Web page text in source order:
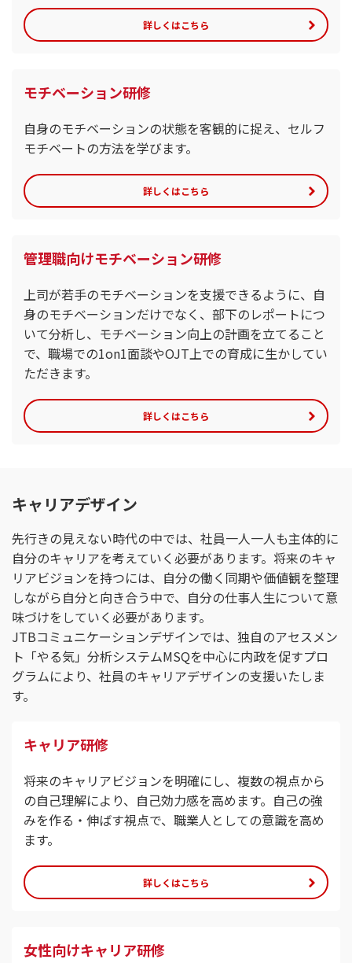
詳しくはこちら
モチベーション研修
自身のモチベーションの状態を客観的に捉え、セルフ
モチベートの方法を学びます。
詳しくはこちら
管理職向けモチベーション研修
上司が若手のモチベーションを支援できるように、自
身のモチベーションだけでなく、部下のレポートにつ
いて分析し、モチベーション向上の計画を立てること
で、職場での1on1面談やOJT上での育成に生かしてい
ただきます。
詳しくはこちら
キャリアデザイン
先行きの見えない時代の中では、社員一人一人も主体的に
自分のキャリアを考えていく必要があります。将来のキャ
リアビジョンを持つには、自分の働く同期や価値観を整理
しながら自分と向き合う中で、自分の仕事人生について意
味づけをしていく必要があります。
JTBコミュニケーションデザインでは、独自のアセスメン
ト「やる気」分析システムMSQを中心に内政を促すプロ
グラムにより、社員のキャリアデザインの支援いたしま
す。
キャリア研修
将来のキャリアビジョンを明確にし、複数の視点から
の自己理解により、自己効力感を高めます。自己の強
みを作る・伸ばす視点で、職業人としての意識を高め
ます。
詳しくはこちら
女性向けキャリア研修